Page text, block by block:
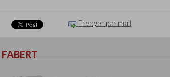
Envoyer par mail
FABERT